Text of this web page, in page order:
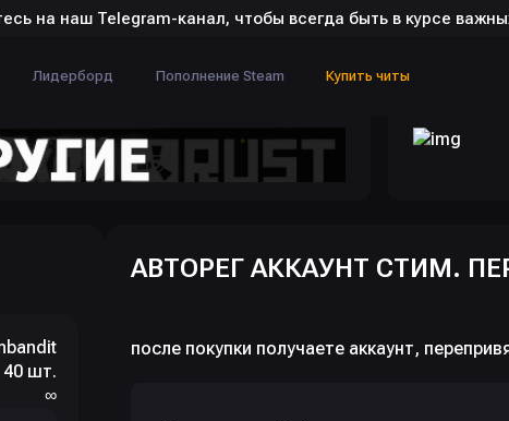
на наш Telegram-канал, чтобы всегда быть в курсе
Лидерборд Пополнение Steam Купить читы
40 шт.
∞
АВТОРЕГ АККАУНТ СТИМ.